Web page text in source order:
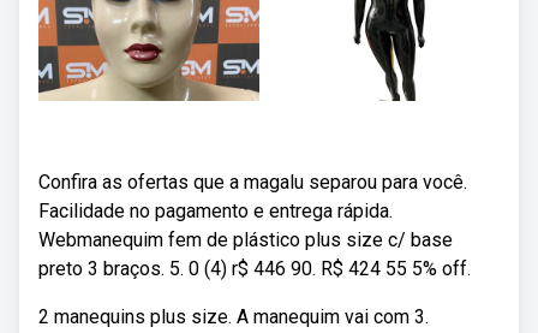
Confira as ofertas que a magalu separou para você.
Facilidade no pagamento e entrega rápida.
Webmanequim fem de plástico plus size c/ base
preto 3 braços. 5. 0 (4) r$ 446 90. R$ 424 55 5% off.
2 manequins plus size. A manequim vai com 3.